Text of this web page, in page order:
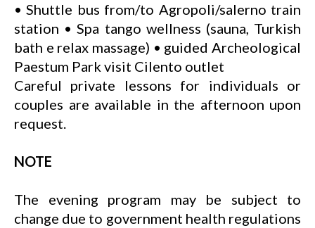
• Shuttle bus from/to Agropoli/salerno train
station • Spa tango wellness (sauna, Turkish
bath e relax massage) • guided Archeological
Paestum Park visit Cilento outlet
Careful private lessons for individuals or
couples are available in the afternoon upon
request.
NOTE
The evening program may be subject to
change due to government health regulations